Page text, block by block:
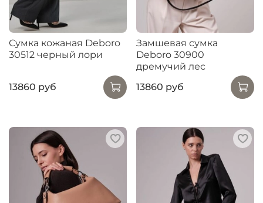
Сумка кожаная Deboro
30512 черный лори
13860 руб
Замшевая сумка
Deboro 30900
дремучий лес
13860 руб